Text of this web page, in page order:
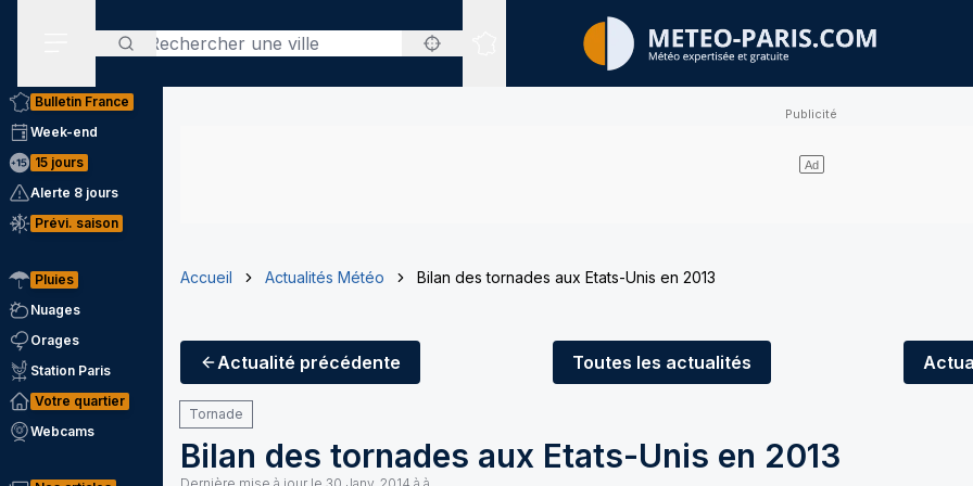
Rechercher
Sites expertisés
Bulletin France
Week-end
15 jours
Alerte 8 jours
Prévi. saison
Pluies
Nuages
Orages
Station Paris
Votre quartier
Webcams
Accueil Actualités Météo Bilan des tornades aux Etats-Unis en 2013
Actualité précédente Toutes les actualités
Tornade
Bilan des tornades aux Etats-Unis en 2013